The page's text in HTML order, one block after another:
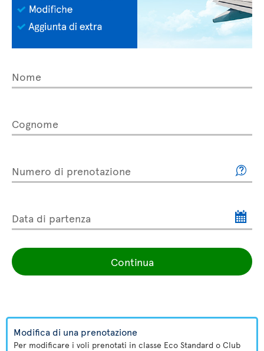
Nome
Cognome
Numero di prenotazione
Data di partenza
Continua
Modifica di una prenotazione
Per modificare i voli prenotati in classe Eco Standard o Club